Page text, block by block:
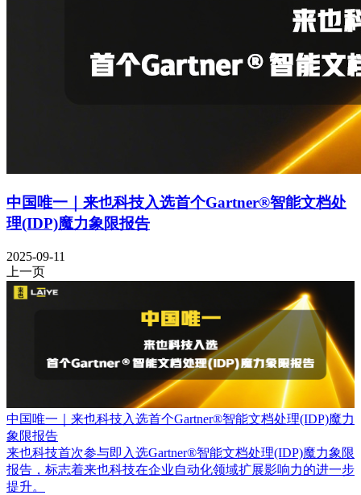
中国唯一｜来也科技入选首个Gartner®智能文档处
理(IDP)魔力象限报告
2025-09-11
上一页
中国唯一｜来也科技入选首个Gartner®智能文档处理(IDP)魔力
象限报告
来也科技首次参与即入选Gartner®智能文档处理(IDP)魔力象限
报告，标志着来也科技在企业自动化领域扩展影响力的进一步
提升。